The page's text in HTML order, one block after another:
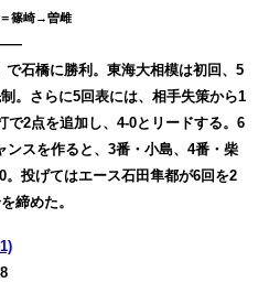
篠崎→曽雌
石橋に勝利。東海大相模は初回、5
。さらに5回表には、相手失策から1
で2点を追加し、4-0とリードする。6
ンスを作ると、3番・小島、4番・柴
。投げてはエース石田隼都が6回を2
締めた。